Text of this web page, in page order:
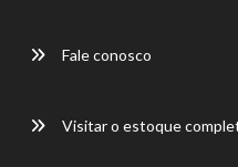
Fale conosco
Visitar o estoque